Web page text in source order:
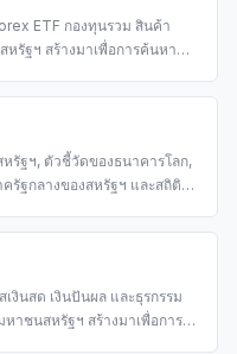
ETF กองทุนรวม สินค้า
รัฐฯ สร้างมาเพื่อการค้นหา
รัฐฯ, ตัวชี้วัดของธนาคารโลก,
รัฐกลางของสหรัฐฯ และสถิติ
งินสด เงินปันผล และธุรกรรม
าชนสหรัฐฯ สร้างมาเพื่อการ